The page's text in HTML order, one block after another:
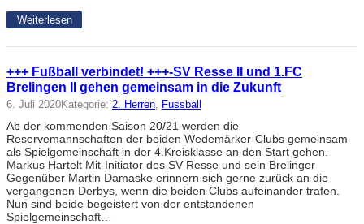
Weiterlesen
+++ Fußball verbindet! +++-SV Resse II und 1.FC
Brelingen II gehen gemeinsam in die Zukunft
6. Juli 2020Kategorie: 2. Herren, Fussball
Ab der kommenden Saison 20/21 werden die
Reservemannschaften der beiden Wedemärker-Clubs gemeinsam
als Spielgemeinschaft in der 4.Kreisklasse an den Start gehen.
Markus Hartelt Mit-Initiator des SV Resse und sein Brelinger
Gegenüber Martin Damaske erinnern sich gerne zurück an die
vergangenen Derbys, wenn die beiden Clubs aufeinander trafen.
Nun sind beide begeistert von der entstandenen
Spielgemeinschaft…